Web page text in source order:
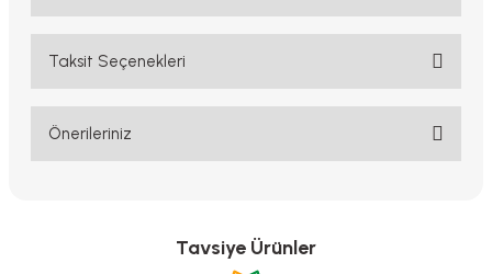
Bu ürüne ilk yorumu siz yapın!
Taksit Seçenekleri
Önerileriniz
Görüş ve önerileriniz için teşekkür ederiz.
Tavsiye Ürünler